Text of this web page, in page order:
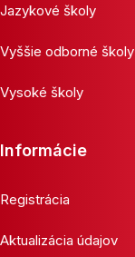
Jazykové školy
Vyššie odborné školy
Vysoké školy
Informácie
Registrácia
Aktualizácia údajov